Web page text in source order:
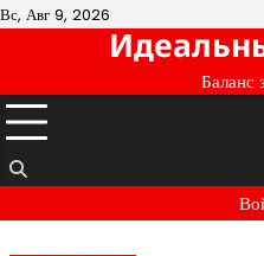
Перейти
Вс, Авг 9, 2026
Баланс